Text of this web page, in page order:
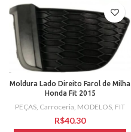
Moldura Lado Direito Farol de Milha
Honda Fit 2015
PEÇAS Carroceria MODELOS FIT
R$